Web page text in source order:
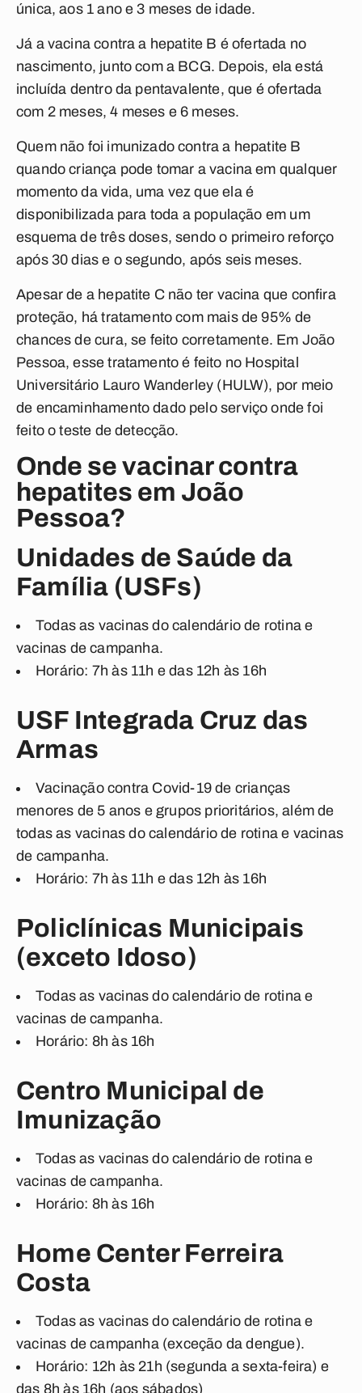
única, aos 1 ano e 3 meses de idade.
Já a vacina contra a hepatite B é ofertada no
nascimento, junto com a BCG. Depois, ela está
incluída dentro da pentavalente, que é ofertada
com 2 meses, 4 meses e 6 meses.
Quem não foi imunizado contra a hepatite B
quando criança pode tomar a vacina em qualquer
momento da vida, uma vez que ela é
disponibilizada para toda a população em um
esquema de três doses, sendo o primeiro reforço
após 30 dias e o segundo, após seis meses.
Apesar de a hepatite C não ter vacina que confira
proteção, há tratamento com mais de 95% de
chances de cura, se feito corretamente. Em João
Pessoa, esse tratamento é feito no Hospital
Universitário Lauro Wanderley (HULW), por meio
de encaminhamento dado pelo serviço onde foi
feito o teste de detecção.
Onde se vacinar contra
hepatites em João
Pessoa?
Unidades de Saúde da
Família (USFs)
Todas as vacinas do calendário de rotina e
vacinas de campanha.
Horário: 7h às 11h e das 12h às 16h
USF Integrada Cruz das
Armas
Vacinação contra Covid-19 de crianças
menores de 5 anos e grupos prioritários, além de
todas as vacinas do calendário de rotina e vacinas
de campanha.
Horário: 7h às 11h e das 12h às 16h
Policlínicas Municipais
(exceto Idoso)
Todas as vacinas do calendário de rotina e
vacinas de campanha.
Horário: 8h às 16h
Centro Municipal de
Imunização
Todas as vacinas do calendário de rotina e
vacinas de campanha.
Horário: 8h às 16h
Home Center Ferreira
Costa
Todas as vacinas do calendário de rotina e
vacinas de campanha (exceção da dengue).
Horário: 12h às 21h (segunda a sexta-feira) e
das 8h às 16h (aos sábados)